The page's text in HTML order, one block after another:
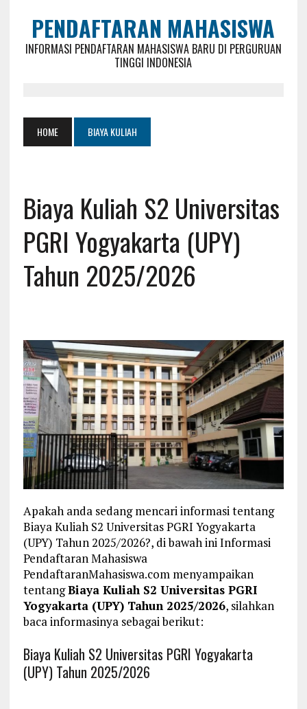
PENDAFTARAN MAHASISWA
INFORMASI PENDAFTARAN MAHASISWA BARU DI PERGURUAN
TINGGI INDONESIA
HOME BIAYA KULIAH
Biaya Kuliah S2 Universitas
PGRI Yogyakarta (UPY)
Tahun 2025/2026
Apakah anda sedang mencari informasi tentang
Biaya Kuliah S2 Universitas PGRI Yogyakarta
(UPY) Tahun 2025/2026?, di bawah ini Informasi
Pendaftaran Mahasiswa
PendaftaranMahasiswa.com menyampaikan
tentangBiaya Kuliah S2 Universitas PGRI
Yogyakarta (UPY) Tahun 2025/2026, silahkan
baca informasinya sebagai berikut:
Biaya Kuliah S2 Universitas PGRI Yogyakarta
(UPY) Tahun 2025/2026